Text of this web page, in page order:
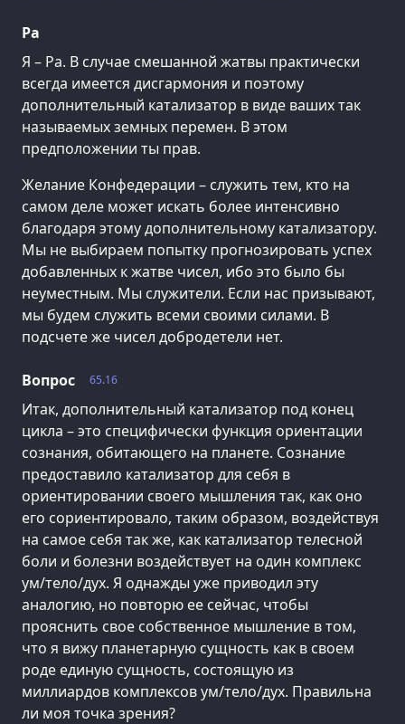
Ра
Я – Ра. В случае смешанной жатвы практически
всегда имеется дисгармония и поэтому
дополнительный катализатор в виде ваших так
называемых земных перемен. В этом
предположении ты прав.
Желание Конфедерации – служить тем, кто на
самом деле может искать более интенсивно
благодаря этому дополнительному катализатору.
Мы не выбираем попытку прогнозировать успех
добавленных к жатве чисел, ибо это было бы
неуместным. Мы служители. Если нас призывают,
мы будем служить всеми своими силами. В
подсчете же чисел добродетели нет.
65.16
Вопрос
Итак, дополнительный катализатор под конец
цикла – это специфически функция ориентации
сознания, обитающего на планете. Сознание
предоставило катализатор для себя в
ориентировании своего мышления так, как оно
его сориентировало, таким образом, воздействуя
на самое себя так же, как катализатор телесной
боли и болезни воздействует на один комплекс
ум/тело/дух. Я однажды уже приводил эту
аналогию, но повторю ее сейчас, чтобы
прояснить свое собственное мышление в том,
что я вижу планетарную сущность как в своем
роде единую сущность, состоящую из
миллиардов комплексов ум/тело/дух. Правильна
ли моя точка зрения?